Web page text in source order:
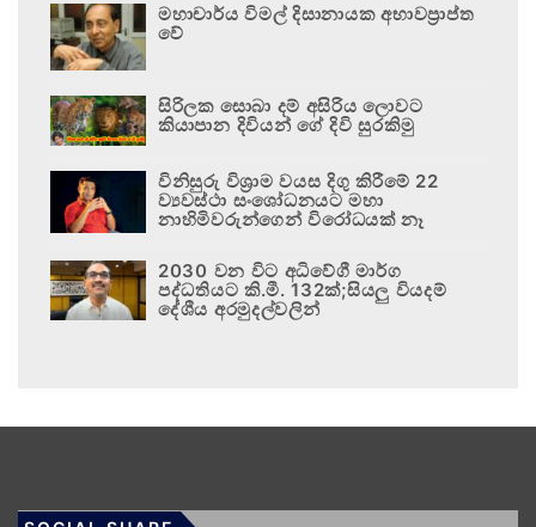
මහාචාර්ය විමල් දිසානායක අභාවප්‍රාප්ත
වේ
සිරිලක සොබා දම් අසිරිය ලොවට
කියාපාන දිවියන් ගේ දිවි සුරකිමු
විනිසුරු විශ්‍රාම වයස දිගු කිරීමේ 22
ව්‍යවස්ථා සංශෝධනයට මහා
නාහිමිවරුන්ගෙන් විරෝධයක් නෑ
2030 වන විට අධිවේගී මාර්ග
පද්ධතියට කි.මී. 132ක්;සියලු වියදම්
දේශීය අරමුදල්වලින්